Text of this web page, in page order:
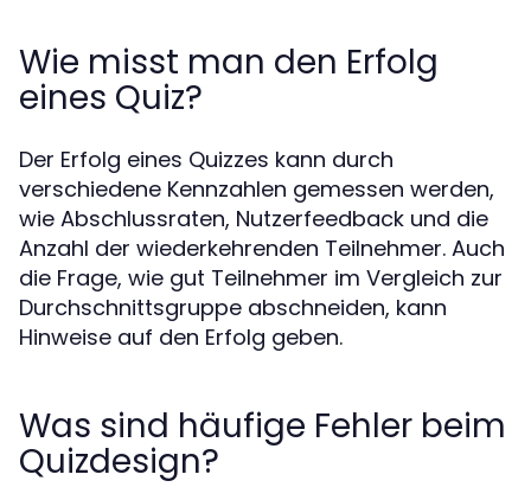
Wie misst man den Erfolg
eines Quiz?
Der Erfolg eines Quizzes kann durch
verschiedene Kennzahlen gemessen werden,
wie Abschlussraten, Nutzerfeedback und die
Anzahl der wiederkehrenden Teilnehmer. Auch
die Frage, wie gut Teilnehmer im Vergleich zur
Durchschnittsgruppe abschneiden, kann
Hinweise auf den Erfolg geben.
Was sind häufige Fehler beim
Quizdesign?